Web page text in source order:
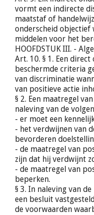
vormt een indirecte
maatstaf of
onderscheid objectief
middelen voor het
HOOFDSTUK III. -
Art. 10. § 1. Een
beschermde criteria
van discriminatie
van positieve actie
§ 2. Een maatregel
naleving van de
- er moet een
- het verdwijnen van
bevorderen
- de maatregel van
zijn dat hij verdwijnt
- de maatregel van
beperken.
§ 3. In naleving van
een besluit
de voorwaarden